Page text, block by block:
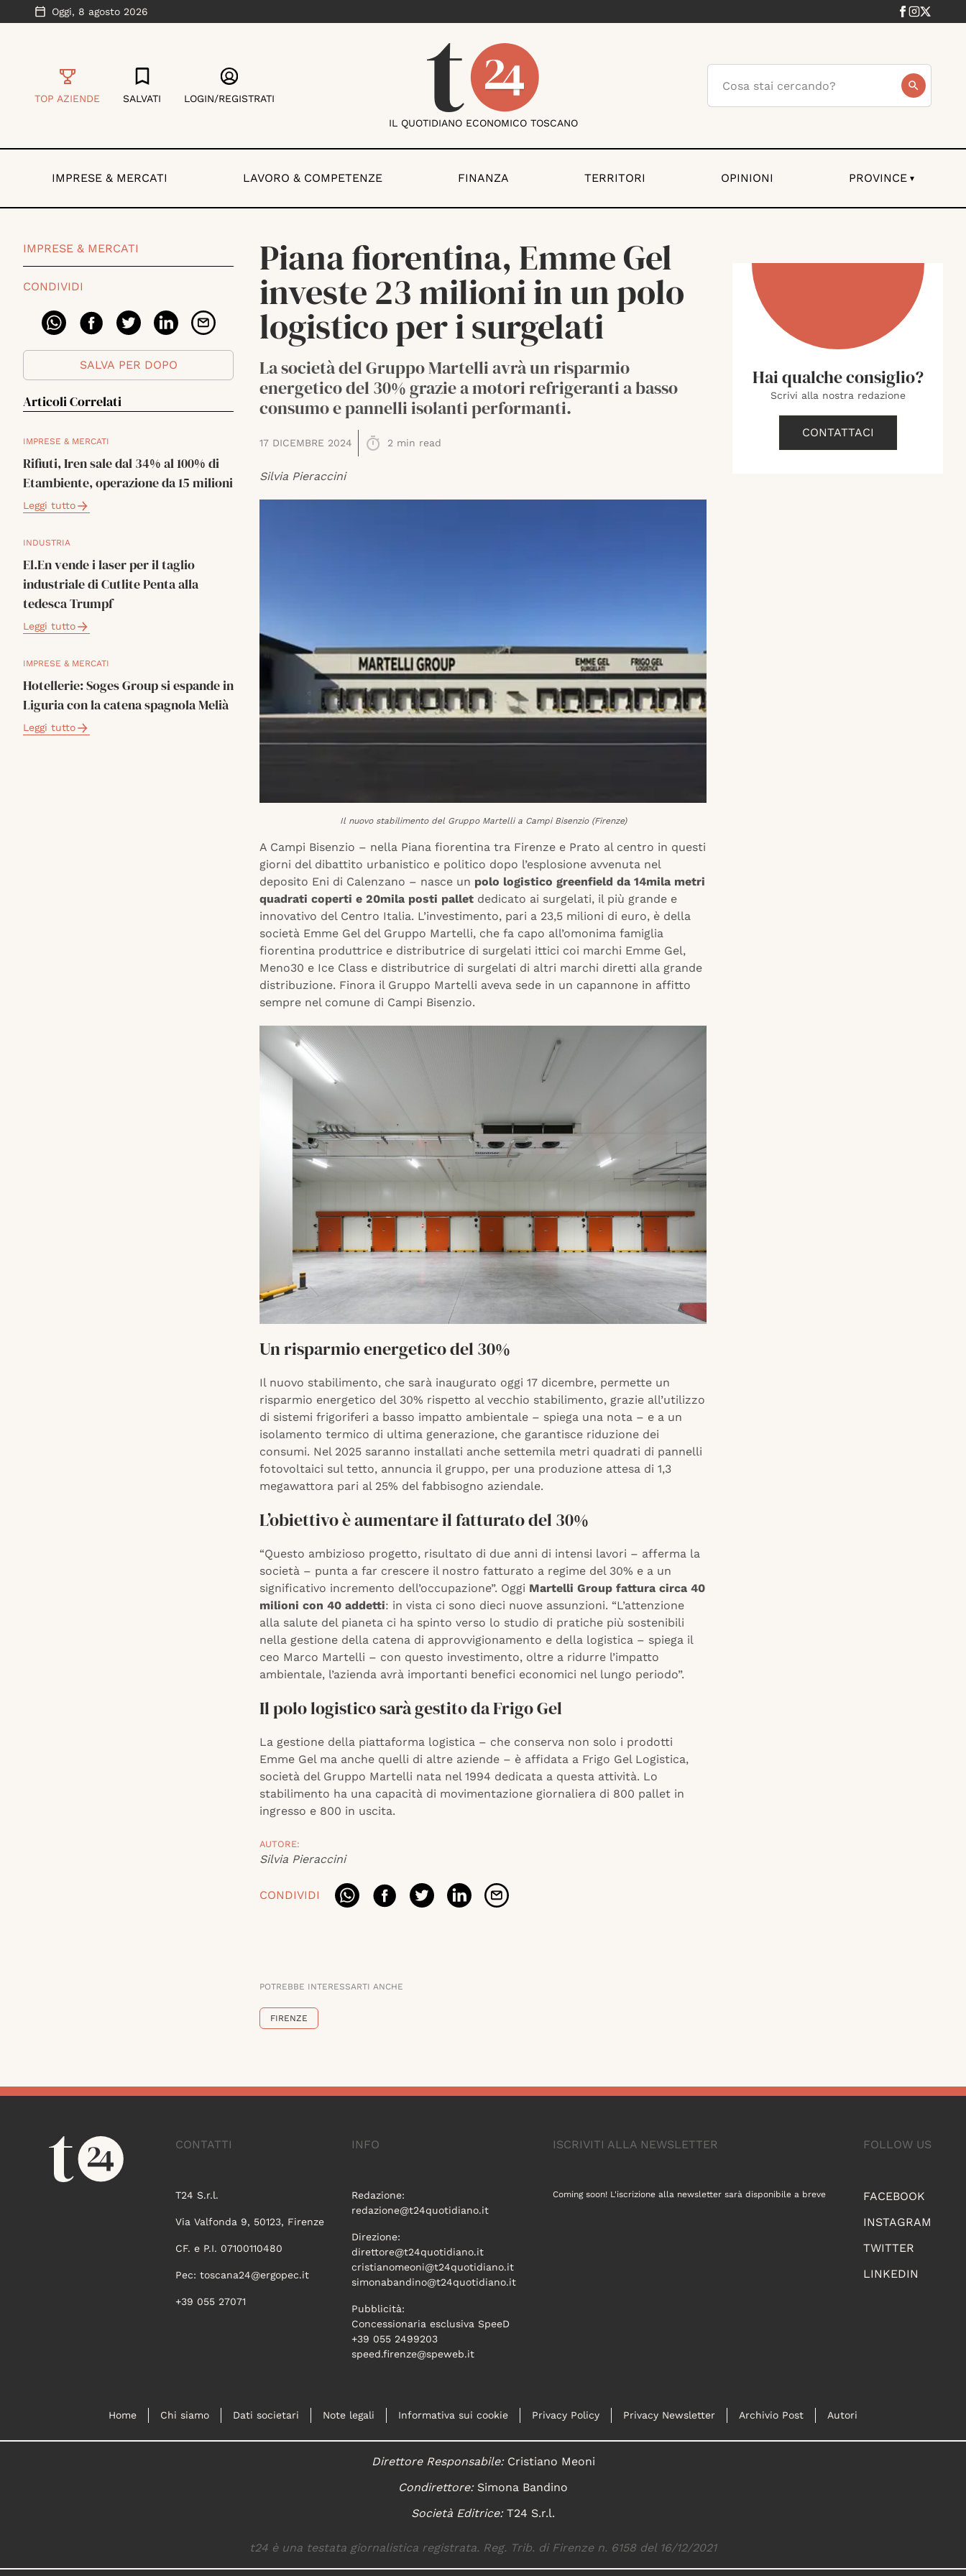
Oggi, 8 agosto 2026
TOP AZIENDE SALVATI LOGIN/REGISTRATI
IL QUOTIDIANO ECONOMICO TOSCANO
IMPRESE & MERCATI LAVORO & COMPETENZE FINANZA TERRITORI OPINIONI PROVINCE ▾
IMPRESE & MERCATI
CONDIVIDI
SALVA PER DOPO
Articoli Correlati
IMPRESE & MERCATI
Rifiuti, Iren sale dal 34% al 100% di
Etambiente, operazione da 15 milioni
Leggi tutto
INDUSTRIA
El.En vende i laser per il taglio
industriale di Cutlite Penta alla
tedesca Trumpf
Leggi tutto
IMPRESE & MERCATI
Hotellerie: Soges Group si espande in
Liguria con la catena spagnola Melià
Leggi tutto
Piana fiorentina, Emme Gel
investe 23 milioni in un polo
logistico per i surgelati
La società del Gruppo Martelli avrà un risparmio
energetico del 30% grazie a motori refrigeranti a basso
consumo e pannelli isolanti performanti.
17 DICEMBRE 2024 2 min read
Silvia Pieraccini
Il nuovo stabilimento del Gruppo Martelli a Campi Bisenzio (Firenze)
A Campi Bisenzio – nella Piana fiorentina tra Firenze e Prato al centro in questi
giorni del dibattito urbanistico e politico dopo l’esplosione avvenuta nel
deposito Eni di Calenzano – nasce un polo logistico greenfield da 14mila metri
quadrati coperti e 20mila posti pallet dedicato ai surgelati, il più grande e
innovativo del Centro Italia. L’investimento, pari a 23,5 milioni di euro, è della
società Emme Gel del Gruppo Martelli, che fa capo all’omonima famiglia
fiorentina produttrice e distributrice di surgelati ittici coi marchi Emme Gel,
Meno30 e Ice Class e distributrice di surgelati di altri marchi diretti alla grande
distribuzione. Finora il Gruppo Martelli aveva sede in un capannone in affitto
sempre nel comune di Campi Bisenzio.
Un risparmio energetico del 30%
Il nuovo stabilimento, che sarà inaugurato oggi 17 dicembre, permette un
risparmio energetico del 30% rispetto al vecchio stabilimento, grazie all’utilizzo
di sistemi frigoriferi a basso impatto ambientale – spiega una nota – e a un
isolamento termico di ultima generazione, che garantisce riduzione dei
consumi. Nel 2025 saranno installati anche settemila metri quadrati di pannelli
fotovoltaici sul tetto, annuncia il gruppo, per una produzione attesa di 1,3
megawattora pari al 25% del fabbisogno aziendale.
L’obiettivo è aumentare il fatturato del 30%
“Questo ambizioso progetto, risultato di due anni di intensi lavori – afferma la
società – punta a far crescere il nostro fatturato a regime del 30% e a un
significativo incremento dell’occupazione”. Oggi Martelli Group fattura circa 40
milioni con 40 addetti: in vista ci sono dieci nuove assunzioni. “L’attenzione
alla salute del pianeta ci ha spinto verso lo studio di pratiche più sostenibili
nella gestione della catena di approvvigionamento e della logistica – spiega il
ceo Marco Martelli – con questo investimento, oltre a ridurre l’impatto
ambientale, l’azienda avrà importanti benefici economici nel lungo periodo”.
Il polo logistico sarà gestito da Frigo Gel
La gestione della piattaforma logistica – che conserva non solo i prodotti
Emme Gel ma anche quelli di altre aziende – è affidata a Frigo Gel Logistica,
società del Gruppo Martelli nata nel 1994 dedicata a questa attività. Lo
stabilimento ha una capacità di movimentazione giornaliera di 800 pallet in
ingresso e 800 in uscita.
AUTORE:
Silvia Pieraccini
CONDIVIDI
POTREBBE INTERESSARTI ANCHE
FIRENZE
Hai qualche consiglio?
Scrivi alla nostra redazione
CONTATTACI
CONTATTI
T24 S.r.l.
Via Valfonda 9, 50123, Firenze
CF. e P.I. 07100110480
Pec: toscana24@ergopec.it
+39 055 27071
INFO
Redazione:
redazione@t24quotidiano.it
Direzione:
direttore@t24quotidiano.it
cristianomeoni@t24quotidiano.it
simonabandino@t24quotidiano.it
Pubblicità:
Concessionaria esclusiva SpeeD
+39 055 2499203
speed.firenze@speweb.it
FOLLOW US
FACEBOOK
INSTAGRAM
TWITTER
LINKEDIN
ISCRIVITI ALLA NEWSLETTER
Coming soon! L'iscrizione alla newsletter sarà disponibile a breve
Home Chi siamo Dati societari Note legali Informativa sui cookie Privacy Policy Privacy Newsletter Archivio Post Autori
Direttore Responsabile:Cristiano Meoni
Condirettore:Simona Bandino
Società Editrice:T24 S.r.l.
t24 è una testata giornalistica registrata. Reg. Trib. di Firenze n. 6158 del 16/12/2021